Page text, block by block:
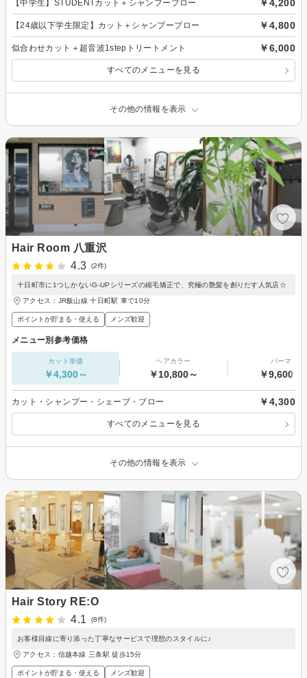
【中学生】STUDENTカット＋シャンプーブロー ￥4,200
【24歳以下学生限定】カット＋シャンプーブロー ￥4,800
似合わせカット＋超音波1stepトリートメント ￥6,000
すべてのメニューを見る
その他の情報を表示
Hair Room 八重沢
4.3
(2件)
十日町市に1つしかないG-UPシリーズの縮毛矯正で、究極の艶髪を創りだす人気店☆
アクセス：JR飯山線 十日町駅 車で10分
ポイントが貯まる・使える メンズ歓迎
メニュー別参考価格
カット単価
￥4,300～
ヘアカラー
￥10,800～
パーマ
￥9,600～
カット・シャンプー・シェーブ・ブロー ￥4,300
すべてのメニューを見る
その他の情報を表示
Hair Story RE:O
4.1
(8件)
お客様目線に寄り添った丁寧なサービスで理想のスタイルに♪
アクセス：信越本線 三条駅 徒歩15分
ポイントが貯まる・使える メンズ歓迎